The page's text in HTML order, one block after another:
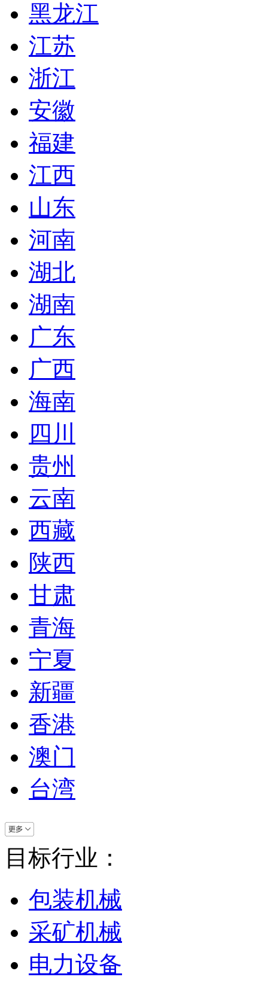
黑龙江
江苏
浙江
安徽
福建
江西
山东
河南
湖北
湖南
广东
广西
海南
四川
贵州
云南
西藏
陕西
甘肃
青海
宁夏
新疆
香港
澳门
台湾
目标行业：
包装机械
采矿机械
电力设备